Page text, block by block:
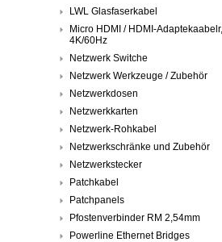
LWL Glasfaserkabel
Micro HDMI / HDMI-Adaptekaabelr,
4K/60Hz
Netzwerk Switche
Netzwerk Werkzeuge / Zubehör
Netzwerkdosen
Netzwerkkarten
Netzwerk-Rohkabel
Netzwerkschränke und Zubehör
Netzwerkstecker
Patchkabel
Patchpanels
Pfostenverbinder RM 2,54mm
Powerline Ethernet Bridges